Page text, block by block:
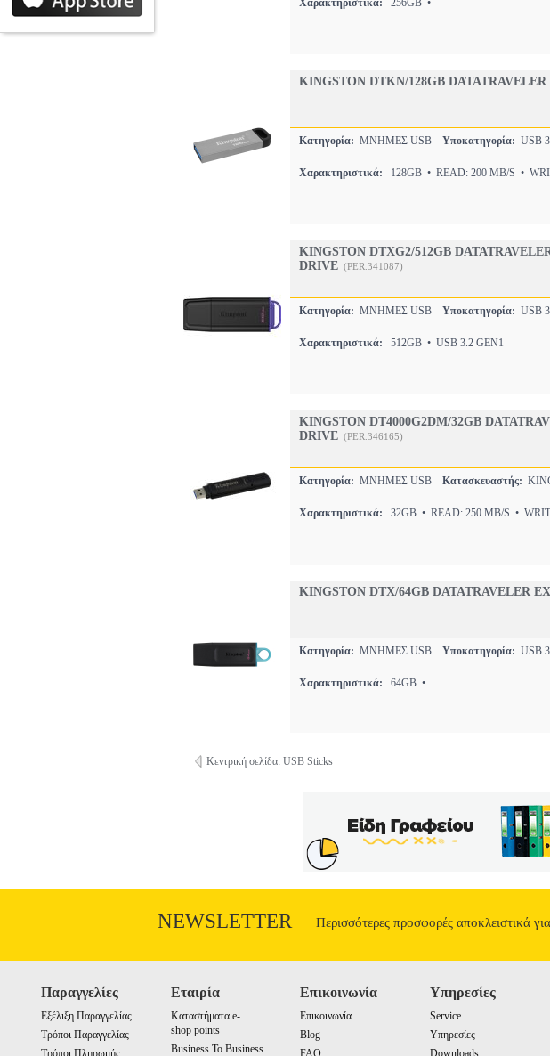
Χαρακτηριστικά: 256GB •
KINGSTON DTKN/128GB
Κατηγορία: ΜΝΗΜΕΣ USB Υποκατηγορία: USB
Χαρακτηριστικά: 128GB • READ: 200 MB/S •
KINGSTON DTXG2/512GB
DRIVE (PER.341087)
Κατηγορία: ΜΝΗΜΕΣ USB Υποκατηγορία: USB
Χαρακτηριστικά: 512GB • USB 3.2 GEN1
KINGSTON DT4000G2DM/32GB
DRIVE (PER.346165)
Κατηγορία: ΜΝΗΜΕΣ USB Κατασκευαστής:
Χαρακτηριστικά: 32GB • READ: 250 MB/S •
KINGSTON DTX/64GB DATATRAVELER
Κατηγορία: ΜΝΗΜΕΣ USB Υποκατηγορία: USB
Χαρακτηριστικά: 64GB •
Κεντρική σελίδα: USB Sticks
NEWSLETTER Περισσότερες προσφορές αποκλειστικά
Παραγγελίες
Εξέλιξη Παραγγελίας
Τρόποι Παραγγελίας
Τρόποι Πληρωμής
Εταιρία
Καταστήματα e-
shop points
Business To Business
Επικοινωνία
Επικοινωνία
Blog
FAQ
Υπηρεσίες
Service
Υπηρεσίες
Downloads